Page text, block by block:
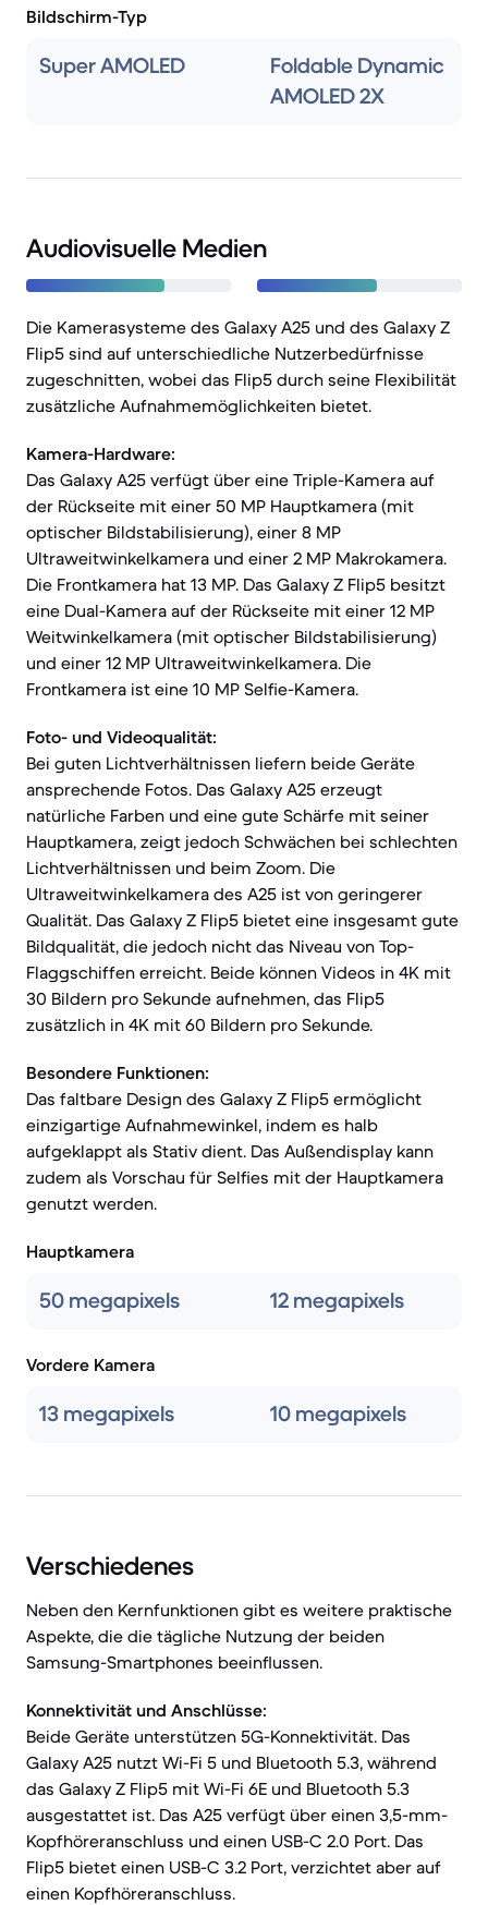
Bildschirm-Typ
Super AMOLED
Foldable Dynamic
AMOLED 2X
Audiovisuelle Medien
Die Kamerasysteme des Galaxy A25 und des Galaxy Z
Flip5 sind auf unterschiedliche Nutzerbedürfnisse
zugeschnitten, wobei das Flip5 durch seine Flexibilität
zusätzliche Aufnahmemöglichkeiten bietet.
Kamera-Hardware:
Das Galaxy A25 verfügt über eine Triple-Kamera auf
der Rückseite mit einer 50 MP Hauptkamera (mit
optischer Bildstabilisierung), einer 8 MP
Ultraweitwinkelkamera und einer 2 MP Makrokamera.
Die Frontkamera hat 13 MP. Das Galaxy Z Flip5 besitzt
eine Dual-Kamera auf der Rückseite mit einer 12 MP
Weitwinkelkamera (mit optischer Bildstabilisierung)
und einer 12 MP Ultraweitwinkelkamera. Die
Frontkamera ist eine 10 MP Selfie-Kamera.
Foto- und Videoqualität:
Bei guten Lichtverhältnissen liefern beide Geräte
ansprechende Fotos. Das Galaxy A25 erzeugt
natürliche Farben und eine gute Schärfe mit seiner
Hauptkamera, zeigt jedoch Schwächen bei schlechten
Lichtverhältnissen und beim Zoom. Die
Ultraweitwinkelkamera des A25 ist von geringerer
Qualität. Das Galaxy Z Flip5 bietet eine insgesamt gute
Bildqualität, die jedoch nicht das Niveau von Top-
Flaggschiffen erreicht. Beide können Videos in 4K mit
30 Bildern pro Sekunde aufnehmen, das Flip5
zusätzlich in 4K mit 60 Bildern pro Sekunde.
Besondere Funktionen:
Das faltbare Design des Galaxy Z Flip5 ermöglicht
einzigartige Aufnahmewinkel, indem es halb
aufgeklappt als Stativ dient. Das Außendisplay kann
zudem als Vorschau für Selfies mit der Hauptkamera
genutzt werden.
Hauptkamera
50 megapixels 12 megapixels
Vordere Kamera
13 megapixels 10 megapixels
Verschiedenes
Neben den Kernfunktionen gibt es weitere praktische
Aspekte, die die tägliche Nutzung der beiden
Samsung-Smartphones beeinflussen.
Konnektivität und Anschlüsse:
Beide Geräte unterstützen 5G-Konnektivität. Das
Galaxy A25 nutzt Wi-Fi 5 und Bluetooth 5.3, während
das Galaxy Z Flip5 mit Wi-Fi 6E und Bluetooth 5.3
ausgestattet ist. Das A25 verfügt über einen 3,5-mm-
Kopfhöreranschluss und einen USB-C 2.0 Port. Das
Flip5 bietet einen USB-C 3.2 Port, verzichtet aber auf
einen Kopfhöreranschluss.